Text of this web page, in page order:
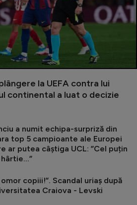
la UEFA contra lui
continental a luat o decizie
a numit echipa-surpriză din
top 5 campioante ale Europei
ar putea câștiga UCL: ”Cel puțin
omor copiii!”. Scandal uriaș după
Craiova - Levski